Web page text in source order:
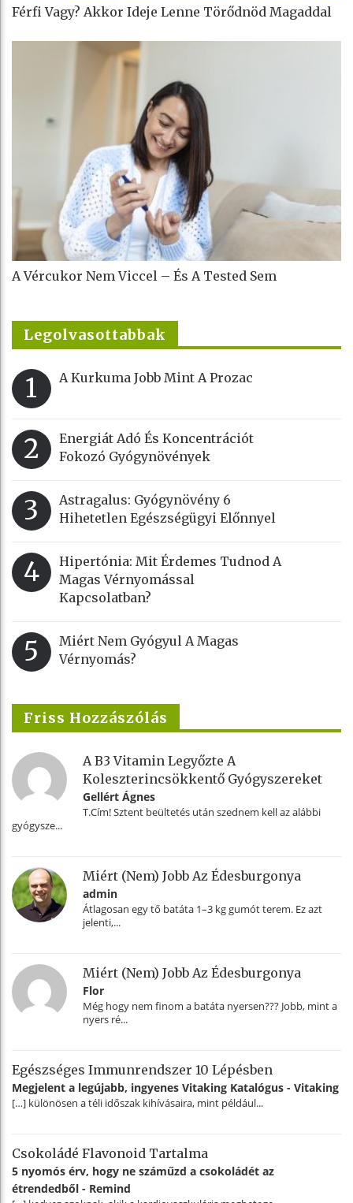
Férfi Vagy? Akkor Ideje Lenne Törődnöd Magaddal
A Vércukor Nem Viccel – És A Tested Sem
Legolvasottabbak
1 A Kurkuma Jobb Mint A Prozac
2
Energiát Adó És Koncentrációt
Fokozó Gyógynövények
3
Astragalus: Gyógynövény 6
Hihetetlen Egészségügyi Előnnyel
4
Hipertónia: Mit Érdemes Tudnod A
Magas Vérnyomással
Kapcsolatban?
5
Miért Nem Gyógyul A Magas
Vérnyomás?
Friss Hozzászólás
A B3 Vitamin Legyőzte A
Koleszterincsökkentő Gyógyszereket
Gellért Ágnes
T.Cím! Sztent beültetés után szednem kell az alábbi
gyógysze...
Miért (nem) Jobb Az Édesburgonya
admin
Átlagosan egy tő batáta 1–3 kg gumót terem. Ez azt
jelenti,...
Miért (nem) Jobb Az Édesburgonya
Flor
Még hogy nem finom a batáta nyersen??? Jobb, mint a
nyers ré...
Egészséges Immunrendszer 10 Lépésben
Megjelent a legújabb, ingyenes Vitaking Katalógus - Vitaking
[…] különösen a téli időszak kihívásaira, mint például...
Csokoládé Flavonoid Tartalma
5 nyomós érv, hogy ne száműzd a csokoládét az
étrendedből - Remind